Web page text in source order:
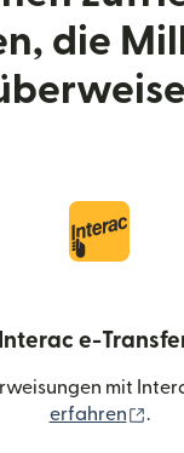
die
Interac e-
mit
erfahren
.